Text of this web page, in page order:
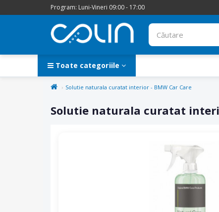
Program: Luni-Vineri 09:00 - 17:00
Toate categoriile
Solutie naturala curatat interior - BMW Car Care
Solutie naturala curatat